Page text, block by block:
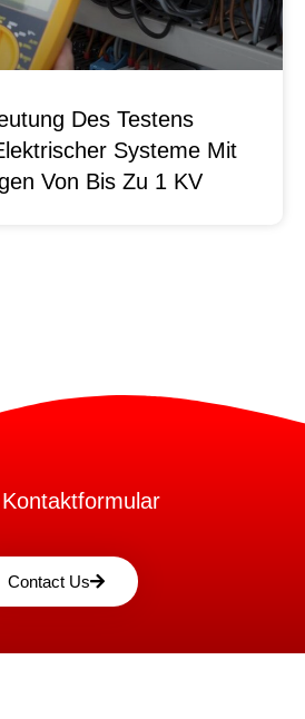
Des Testens
Systeme Mit
Von Bis Zu 1 KV
Contact Us